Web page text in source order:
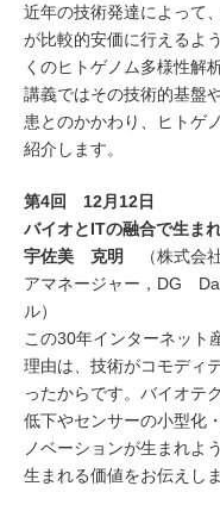
近年の技術発達によって
が比較的安価に行えるよ
くのヒトゲノム多様性解
講義ではその技術的基盤
患とのかかわり、ヒトゲ
紹介します。
第4回 12月12日
バイオとITの融合で生ま
宇佐美 克明 （株式会
アマネージャー，DG
ル）
この30年インターネット
理由は、技術がコモディ
ったからです。バイオテ
低下やセンサーの小型化
ノベーションが生まれよ
生まれる価値をお伝えしま